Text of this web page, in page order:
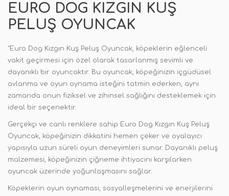
EURO DOG KIZGIN KUŞ
PELUŞ OYUNCAK
"Euro Dog Kızgın Kuş Peluş Oyuncak, köpeklerin eğlenceli
vakit geçirmesi için özel olarak tasarlanmış sevimli ve
dayanıklı bir oyuncaktır. Bu oyuncak, köpeğinizin içgüdüsel
avlanma ve oyun oynama isteğini tatmin ederken, aynı
zamanda onun fiziksel ve zihinsel sağlığını desteklemek için
ideal bir seçenektir.
Gerçekçi ve canlı renklere sahip Euro Dog Kızgın Kuş Peluş
Oyuncak, köpeğinizin dikkatini hemen çeker ve oyalayıcı
yapısıyla uzun süreli oyun deneyimleri sunar. Dayanıklı peluş
malzemesi, köpeğinizin çiğneme ihtiyacını karşılarken
oyuncak üzerinde yoğunlaşmasını sağlar.
Köpeklerin oyun oynaması, sosyalleşmelerini ve enerjilerini